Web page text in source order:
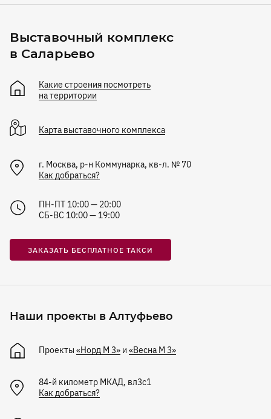
Выставочный комплекс
в Саларьево
Какие строения посмотреть
на территории
Карта выставочного комплекса
г. Москва, р-н Коммунарка, кв-л. № 70
Как добраться?
ПН-ПТ 10:00 — 20:00
СБ-ВС 10:00 — 19:00
ЗАКАЗАТЬ БЕСПЛАТНОЕ ТАКСИ
Наши проекты в Алтуфьево
Проекты «Норд М 3» и «Весна М 3»
84-й километр МКАД, вл3с1
Как добраться?